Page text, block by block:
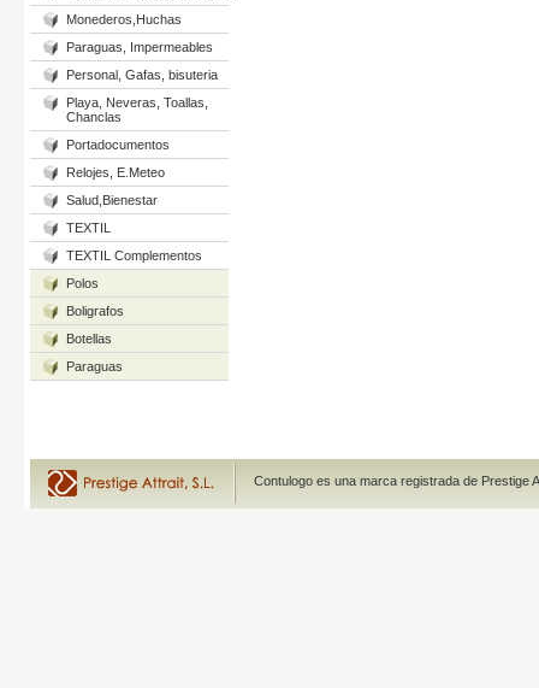
Monederos,Huchas
Paraguas, Impermeables
Personal, Gafas, bisuteria
Playa, Neveras, Toallas,
Chanclas
Portadocumentos
Relojes, E.Meteo
Salud,Bienestar
TEXTIL
TEXTIL Complementos
Polos
Boligrafos
Botellas
Paraguas
Contulogo es una marca registrada de